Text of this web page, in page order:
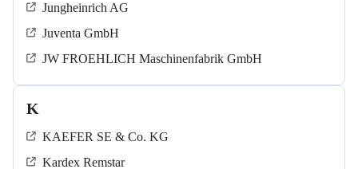
Jungheinrich AG
Juventa GmbH
JW FROEHLICH Maschinenfabrik GmbH
K
KAEFER SE & Co. KG
Kardex Remstar